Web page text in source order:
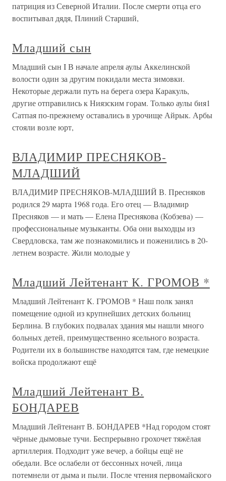
патриция из Северной Италии. После смерти отца его
воспитывал дядя, Плиний Старший,
Младший сын
Младший сын I В начале апреля аулы Аккелинской
волости один за другим покидали места зимовки.
Некоторые держали путь на берега озера Каракуль,
другие отправились к Ниязским горам. Только аулы бия1
Сатпая по-прежнему оставались в урочище Айрык. Арбы
стояли возле юрт,
ВЛАДИМИР ПРЕСНЯКОВ-
МЛАДШИЙ
ВЛАДИМИР ПРЕСНЯКОВ-МЛАДШИЙ В. Пресняков
родился 29 марта 1968 года. Его отец — Владимир
Пресняков — и мать — Елена Преснякова (Кобзева) —
профессиональные музыканты. Оба они выходцы из
Свердловска, там же познакомились и поженились в 20-
летнем возрасте. Жили молодые у
Младший Лейтенант К. ГРОМОВ *
Младший Лейтенант К. ГРОМОВ * Наш полк занял
помещение одной из крупнейших детских больниц
Берлина. В глубоких подвалах здания мы нашли много
больных детей, преимущественно ясельного возраста.
Родители их в большинстве находятся там, где немецкие
войска продолжают ещё
Младший Лейтенант В.
БОНДАРЕВ
Младший Лейтенант В. БОНДАРЕВ *Над городом стоят
чёрные дымовые тучи. Беспрерывно грохочет тяжёлая
артиллерия. Подходит уже вечер, а бойцы ещё не
обедали. Все ослабели от бессонных ночей, лица
потемнели от дыма и пыли. После чтения первомайского